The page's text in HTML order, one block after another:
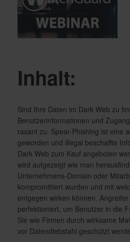
Inhalt:
Sind Ihre Daten im Dark Web zu
Benutzerinformationen und
rasant zu. Spear-Phishing ist eine
geworden und illegal beschaffte
Dark Web zum Kauf angeboten
wird aufgezeigt wie man
Unternehmens-Domain oder
kompromittiert wurden und mit
entgegen wirken können.
perfektioniert, um Benutzer in die
Sie wie Firmen durch wirksame
vor Datendiebstahl geschützt